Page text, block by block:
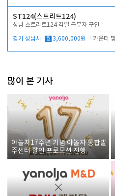
ST124(스트리트124)
성남 스트리트124 격일 근무자 구인
경기 성남시 월 3,600,000원
많이 본 기사
야놀자17주년 기념 야놀자 통합발
주센터 할인 프로모션 진행